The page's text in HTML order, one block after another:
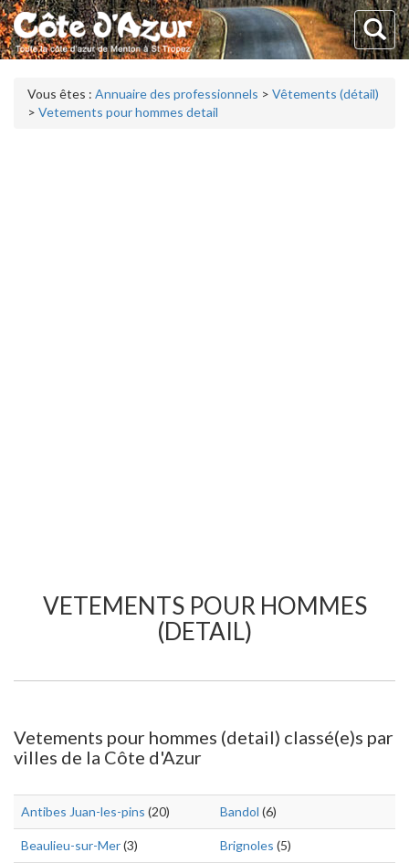
Vous êtes : Annuaire des professionnels > Vêtements (détail)
> Vetements pour hommes detail
VETEMENTS POUR HOMMES
(DETAIL)
Vetements pour hommes (detail) classé(e)s par
villes de la Côte d'Azur
Antibes Juan-les-pins (20) Bandol (6)
Beaulieu-sur-Mer(3) Brignoles (5)